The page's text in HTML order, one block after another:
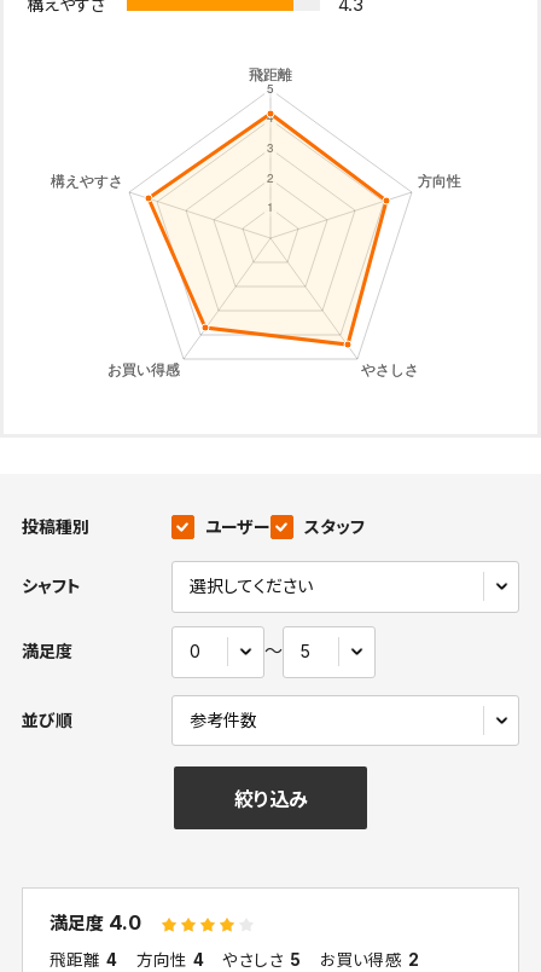
構えやすさ
投稿種別 ユーザー スタッフ
シャフト
満足度 〜
並び順
絞り込み
満足度 4.0
飛距離 4 方向性 4 やさしさ 5 お買い得感 2